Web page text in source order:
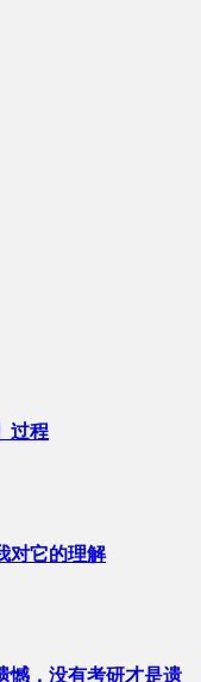
过程
对它的理解
，没有考研才是遗